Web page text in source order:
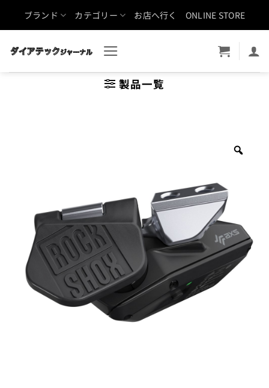
ブランド カテゴリー お店へ行く ONLINE STORE
製品一覧